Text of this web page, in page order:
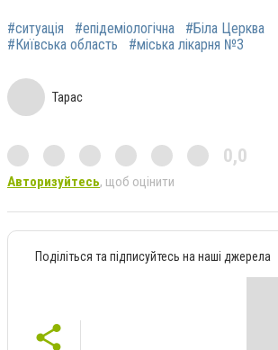
#ситуація #епідеміологічна
#Біла Церква
#Київська область
#міська лікарня №3
Тарас
0,0
Авторизуйтесь, щоб оцінити
Поділіться та підписуйтесь на наші джерела